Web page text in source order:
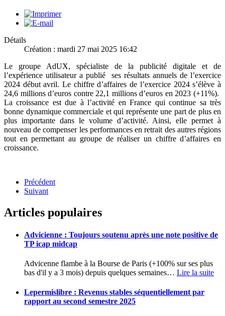
Détails
Création : mardi 27 mai 2025 16:42
Le groupe AdUX, spécialiste de la publicité digitale et de
l’expérience utilisateur a publié ses résultats annuels de l’exercice
2024 début avril. Le chiffre d’affaires de l’exercice 2024 s’élève à
24,6 millions d’euros contre 22,1 millions d’euros en 2023 (+11%).
La croissance est due à l’activité en France qui continue sa très
bonne dynamique commerciale et qui représente une part de plus en
plus importante dans le volume d’activité. Ainsi, elle permet à
nouveau de compenser les performances en retrait des autres régions
tout en permettant au groupe de réaliser un chiffre d’affaires en
croissance.
Précédent
Suivant
Articles populaires
Advicienne : Toujours soutenu après une note positive de
TP icap midcap
Advicenne flambe à la Bourse de Paris (+100% sur ses plus
bas d'il y a 3 mois) depuis quelques semaines… Lire la suite
Lepermislibre : Revenus stables séquentiellement par
rapport au second semestre 2025